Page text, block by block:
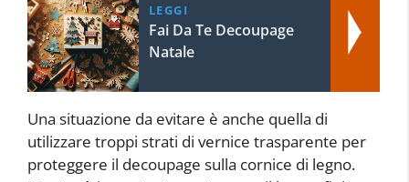
LEGGI
Fai Da Te Decoupage
Natale
Una situazione da evitare è anche quella di
utilizzare troppi strati di vernice trasparente per
proteggere il decoupage sulla cornice di legno.